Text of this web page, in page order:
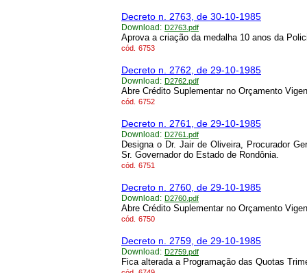
Decreto n. 2763, de 30-10-1985
Download: D2763.pdf
Aprova a criação da medalha 10 anos da
cód. 6753
Decreto n. 2762, de 29-10-1985
Download: D2762.pdf
Abre Crédito Suplementar no Orçamento
cód. 6752
Decreto n. 2761, de 29-10-1985
Download: D2761.pdf
Designa o Dr. Jair de Oliveira, Procurador
Sr. Governador do Estado de Rondônia.
cód. 6751
Decreto n. 2760, de 29-10-1985
Download: D2760.pdf
Abre Crédito Suplementar no Orçamento
cód. 6750
Decreto n. 2759, de 29-10-1985
Download: D2759.pdf
Fica alterada a Programação das Quotas